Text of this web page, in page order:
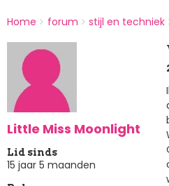
BREADCRUMBS
You
here:
Home forum stijl en techniek
Little Miss Moonlight
Lid sinds
15 jaar 5 maanden